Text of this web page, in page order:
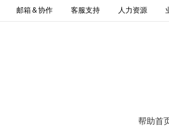
邮箱 & 协作 客服支持 人力资源
帮助首